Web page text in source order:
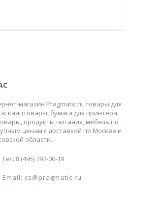
магазин Pragmatic.ru товары для
канцтовары, бумага для принтера,
продукты питания, мебель по
ценам с доставкой по Москве и
области.
Тел: 8 (495) 797-00-19
Email: cs@pragmatic.ru